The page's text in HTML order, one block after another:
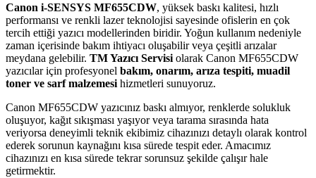
Canon i-SENSYS MF655CDW, yüksek baskı kalitesi, hızlı
performansı ve renkli lazer teknolojisi sayesinde ofislerin en çok
tercih ettiği yazıcı modellerinden biridir. Yoğun kullanım nedeniyle
zaman içerisinde bakım ihtiyacı oluşabilir veya çeşitli arızalar
meydana gelebilir. TM Yazıcı Servisi olarak Canon MF655CDW
yazıcılar için profesyonel bakım, onarım, arıza tespiti, muadil
toner ve sarf malzemesi hizmetleri sunuyoruz.
Canon MF655CDW yazıcınız baskı almıyor, renklerde solukluk
oluşuyor, kağıt sıkışması yaşıyor veya tarama sırasında hata
veriyorsa deneyimli teknik ekibimiz cihazınızı detaylı olarak kontrol
ederek sorunun kaynağını kısa sürede tespit eder. Amacımız
cihazınızı en kısa sürede tekrar sorunsuz şekilde çalışır hale
getirmektir.